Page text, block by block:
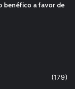
benéfico a favor de
(179)